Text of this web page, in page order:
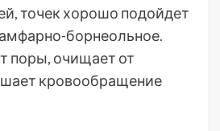
точек хорошо подойдет
борнеольное.
поры, очищает от
кровообращение